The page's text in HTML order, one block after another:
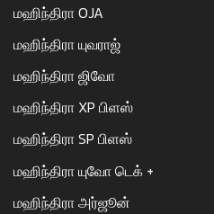
மஹிந்திரா OJA
மஹிந்திரா யுவராஜ்
மஹிந்திரா ஜிவோ
மஹிந்திரா XP பிளஸ்
மஹிந்திரா SP பிளஸ்
மஹிந்திரா யுவோ டெக் +
மஹிந்திரா அர்ஜூன்